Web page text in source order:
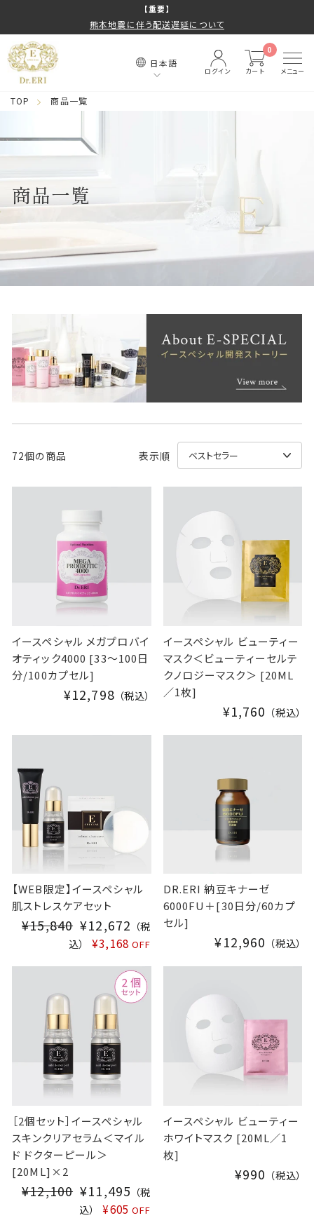
テ
す
る
ス
イ
【重要】
熊本地震に伴う配送遅延について
日本語
ログイン カート
0
メニュー
TOP 商品一覧
商品一覧
72個の商品 表示順
イースペシャル メガプロバイ
オティック4000 [33～100日
分/100カプセル]
¥12,798 （税込）
イースペシャル ビューティー
マスク＜ビューティーセルテ
クノロジーマスク＞ [20ML
／1枚]
¥1,760 （税込）
【WEB限定】イースペシャル
肌ストレスケアセット
¥15,840 S
A
¥12,672 （税
込）
¥3,168OFF
DR.ERI 納豆キナーゼ
6000FU＋[30日分/60カプ
セル]
¥12,960 （税込）
［2個セット］イースペシャル
スキンクリアセラム＜マイル
ド ドクターピール＞
[20ML]×2
¥12,100 S
A
¥11,495 （税
込）
¥605OFF
イースペシャル ビューティー
ホワイトマスク [20ML／1
枚]
¥990 （税込）